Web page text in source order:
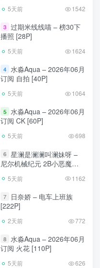
5天前 1542
3 过期米线线喵 – 榜30下
播照 [28P]
5天前 1624
4 水淼Aqua – 2026年06月
订阅 自拍 [40P]
5天前 1064
5 水淼Aqua – 2026年06月
订阅 CK [60P]
5天前 698
6 星澜是澜澜叫澜妹呀 –
尼尔机械纪元 2B小恶魔
5天前 1162
7
日奈娇 – 电车上班族
[222P]
2天前 772
8
水淼Aqua – 2026年06月
订阅 火花 [110P]
5天前 626